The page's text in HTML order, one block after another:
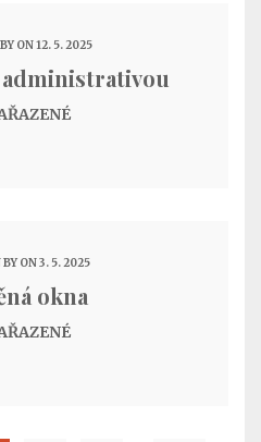
ON 12. 5. 2025
administrativou
ON 3. 5. 2025
okna